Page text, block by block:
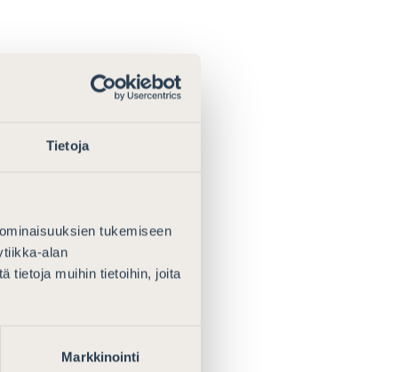
Tietoja
tukemiseen
alan
tietoja muihin tietoihin, joita
Markkinointi
On
perustellut